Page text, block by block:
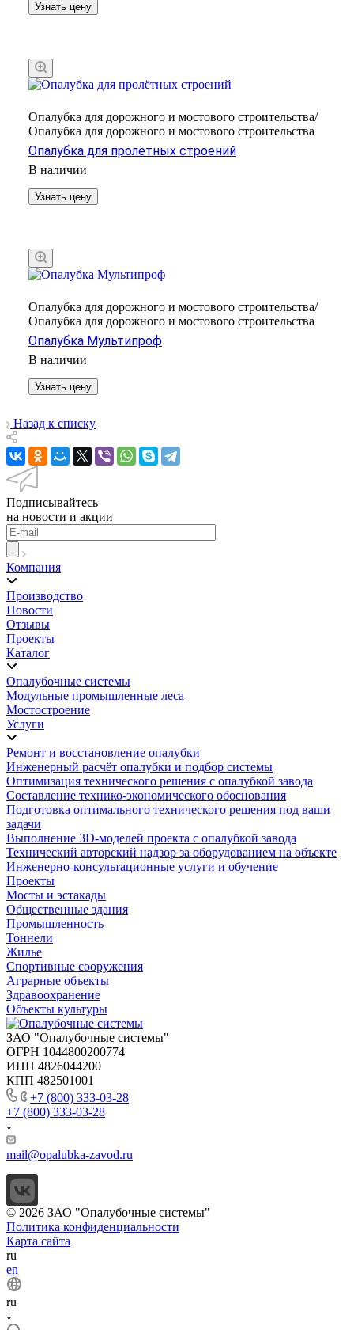
Узнать цену
Опалубка для дорожного и мостового строительства/
Опалубка для дорожного и мостового строительства
Опалубка для пролётных строений
В наличии
Узнать цену
Опалубка для дорожного и мостового строительства/
Опалубка для дорожного и мостового строительства
Опалубка Мультипроф
В наличии
Узнать цену
Назад к списку
Подписывайтесь
на новости и акции
Компания
Производство
Новости
Отзывы
Проекты
Каталог
Опалубочные системы
Модульные промышленные леса
Мостостроение
Услуги
Ремонт и восстановление опалубки
Инженерный расчёт опалубки и подбор системы
Оптимизация технического решения с опалубкой завода
Составление технико-экономического обоснования
Подготовка оптимального технического решения под ваши
задачи
Выполнение 3D-моделей проекта с опалубкой завода
Технический авторский надзор за оборудованием на объекте
Инженерно-консультационные услуги и обучение
Проекты
Мосты и эстакады
Общественные здания
Промышленность
Тоннели
Жилье
Спортивные сооружения
Аграрные объекты
Здравоохранение
Объекты культуры
ЗАО "Опалубочные системы"
ОГРН 1044800200774
ИНН 4826044200
КПП 482501001
+7 (800) 333-03-28
+7 (800) 333-03-28
mail@opalubka-zavod.ru
© 2026 ЗАО "Опалубочные системы"
Политика конфиденциальности
Карта сайта
ru
en
ru